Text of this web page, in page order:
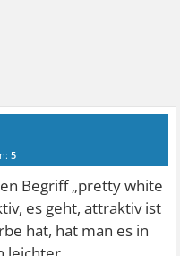
5
Begriff „pretty white
es geht, attraktiv ist
hat, hat man es in